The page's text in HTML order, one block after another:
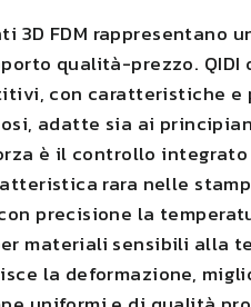
3D FDM rappresentano
qualità-prezzo. QIDI
con caratteristiche e
adatte sia ai
è il controllo
rara nelle
precisione la
materiali sensibili alla
la deformazione,